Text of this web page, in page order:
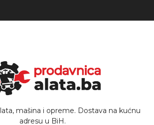
mašina i opreme. Dostava na kućnu
adresu u BiH.